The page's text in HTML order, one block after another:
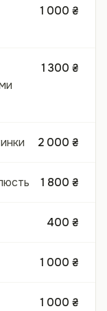
1 000 ₴
1 300 ₴
2 000 ₴
1 800 ₴
400 ₴
1 000 ₴
1 000 ₴